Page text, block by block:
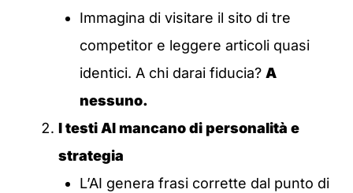
Immagina di visitare il sito di tre
competitor e leggere articoli quasi
identici. A chi darai fiducia? A
nessuno.
I testi AI mancano di personalità e
strategia
L’AI genera frasi corrette dal punto di